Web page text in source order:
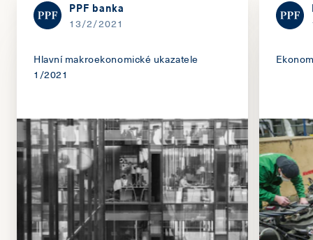
PPF banka
13/2/2021
Hlavní makroekonomické ukazatele
1/2021